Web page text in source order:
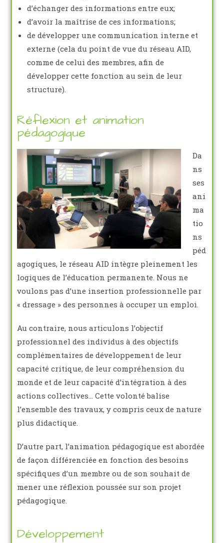
d’échanger des informations entre eux;
d’avoir la maîtrise de ces informations;
de développer une communication interne et
externe (cela du point de vue du réseau AID,
comme de celui des membres, afin de
développer cette fonction au sein de leur
structure).
Réflexion et animation
pédagogique
Da
ns
ses
ani
ma
tio
ns
péd
agogiques, le réseau AID intègre pleinement les
logiques de l’éducation permanente. Nous ne
voulons pas d’une insertion professionnelle par
« dressage » des personnes à occuper un emploi.
Au contraire, nous articulons l’objectif
professionnel des individus à des objectifs
complémentaires de développement de leur
capacité critique, de leur compréhension du
monde et de leur capacité d’intégration à des
actions collectives… Cette volonté balise
l’ensemble des travaux, y compris ceux de nature
plus didactique.
D’autre part, l’animation pédagogique est abordée
de façon différenciée en fonction des besoins
spécifiques d’un membre ou de son souhait de
mener une réflexion poussée sur son projet
pédagogique.
Développement